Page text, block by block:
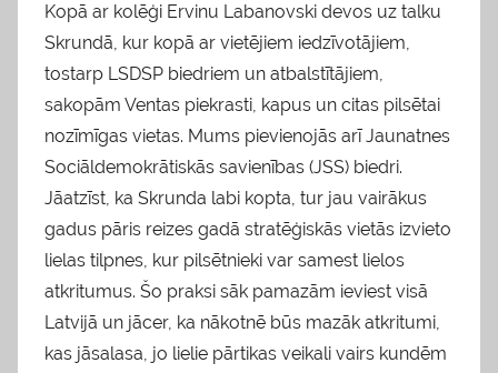
Kopā ar kolēģi Ervinu Labanovski devos uz talku
Skrundā, kur kopā ar vietējiem iedzīvotājiem,
tostarp LSDSP biedriem un atbalstītājiem,
sakopām Ventas piekrasti, kapus un citas pilsētai
nozīmīgas vietas. Mums pievienojās arī Jaunatnes
Sociāldemokrātiskās savienības (JSS) biedri.
Jāatzīst, ka Skrunda labi kopta, tur jau vairākus
gadus pāris reizes gadā stratēģiskās vietās izvieto
lielas tilpnes, kur pilsētnieki var samest lielos
atkritumus. Šo praksi sāk pamazām ieviest visā
Latvijā un jācer, ka nākotnē būs mazāk atkritumi,
kas jāsalasa, jo lielie pārtikas veikali vairs kundēm